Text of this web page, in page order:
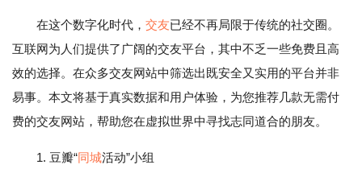
在这个数字化时代， 交友已经不再局限于传统的社交圈。
互联网为人们提供了广阔的交友平台，其中不乏一些免费且高
效的选择。在众多交友网站中筛选出既安全又实用的平台并非
易事。本文将基于真实数据和用户体验，为您推荐几款无需付
费的交友网站，帮助您在虚拟世界中寻找志同道合的朋友。
1. 豆瓣“同城活动”小组